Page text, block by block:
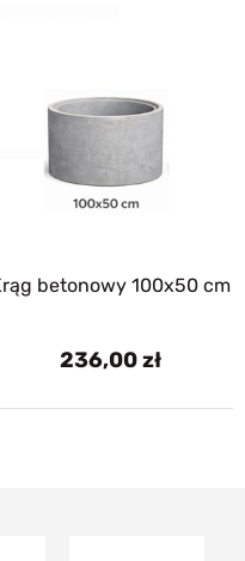
Krąg betonowy 100x50 cm
236,00